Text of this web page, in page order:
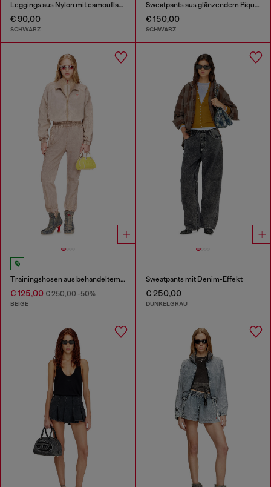
Leggings aus Nylon mit camouflage-Spitze
€ 90,00
SCHWARZ
Sweatpants aus glänzendem Piquet-Stoff
€ 150,00
SCHWARZ
Trainingshosen aus behandeltem Taslan
€ 125,00 € 250,00-50%
BEIGE
Sweatpants mit Denim-Effekt
€ 250,00
DUNKELGRAU